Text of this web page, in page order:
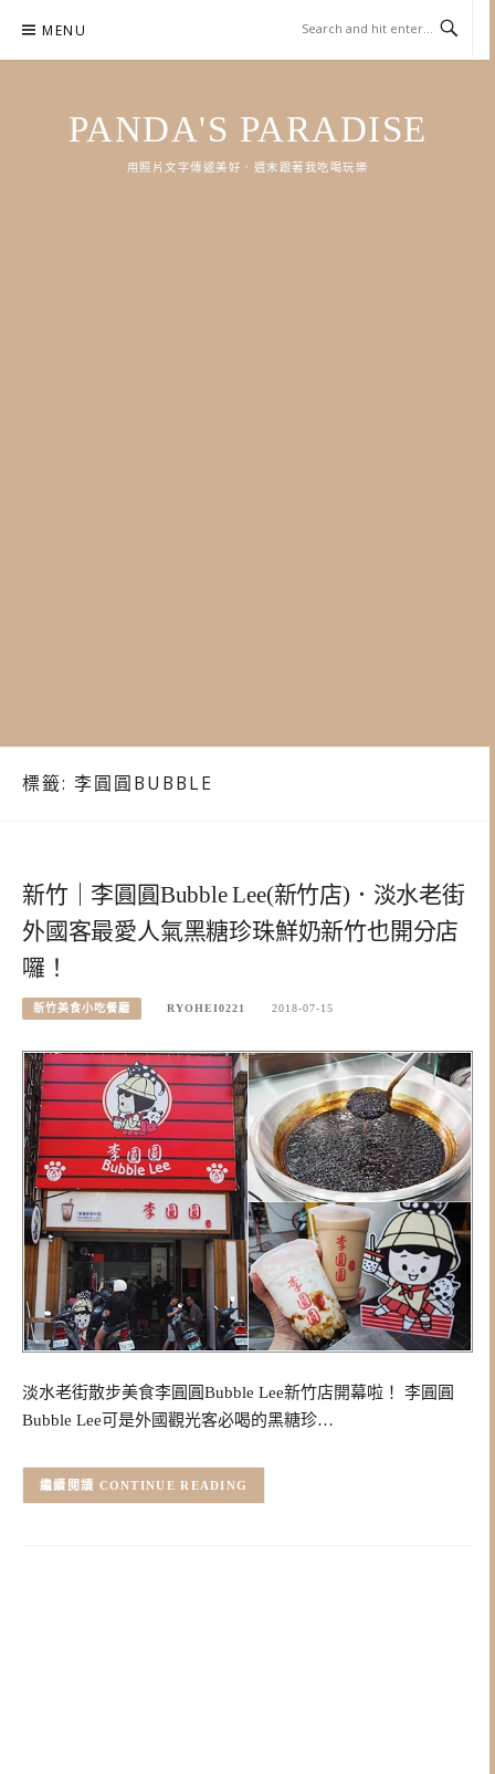
content
MENU
PANDA'S PARADISE
用照片文字傳遞美好．週末跟著我吃喝玩樂
標籤: 李圓圓BUBBLE
新竹｜李圓圓Bubble Lee(新竹店)．淡水老街
外國客最愛人氣黑糖珍珠鮮奶新竹也開分店
囉！
新竹美食小吃餐廳 RYOHEI0221 2018-07-15
淡水老街散步美食李圓圓Bubble Lee新竹店開幕啦！ 李圓圓
Bubble Lee可是外國觀光客必喝的黑糖珍…
CONTINUE READING